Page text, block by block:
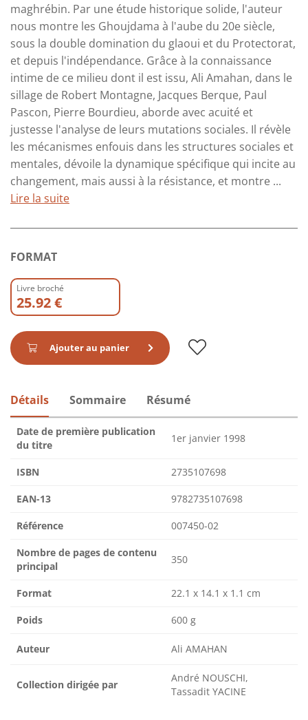
maghrébin. Par une étude historique solide, l'auteur
nous montre les Ghoujdama à l'aube du 20e siècle,
sous la double domination du glaoui et du Protectorat,
et depuis l'indépendance. Grâce à la connaissance
intime de ce milieu dont il est issu, Ali Amahan, dans le
sillage de Robert Montagne, Jacques Berque, Paul
Pascon, Pierre Bourdieu, aborde avec acuité et
justesse l'analyse de leurs mutations sociales. Il révèle
les mécanismes enfouis dans les structures sociales et
mentales, dévoile la dynamique spécifique qui incite au
changement, mais aussi à la résistance, et montre ...
Lire la suite
FORMAT
Livre broché
25.92 €
Ajouter au panier
Détails Sommaire Résumé
Date de première publication
du titre
1er janvier 1998
ISBN 2735107698
EAN-13 9782735107698
Référence 007450-02
Nombre de pages de contenu
principal
350
Format 22.1 x 14.1 x 1.1 cm
Poids 600 g
Auteur Ali AMAHAN
Collection dirigée par
André NOUSCHI,
Tassadit YACINE